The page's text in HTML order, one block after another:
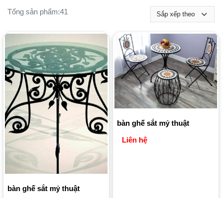
Tổng sản phẩm:41
bàn ghế sắt mỷ thuật
bàn ghế sắt mỷ thuật
Liên hệ